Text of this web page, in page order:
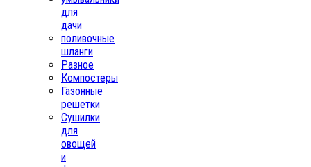
для
дачи
поливочные
шланги
Разное
Компостеры
Газонные
решетки
Сушилки
для
овощей
и